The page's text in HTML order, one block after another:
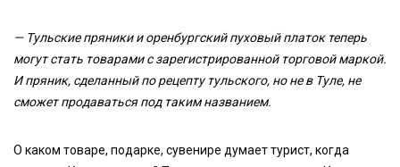
— Тульские пряники и оренбургский пуховый платок теперь
могут стать товарами с зарегистрированной торговой маркой.
И пряник, сделанный по рецепту тульского, но не в Туле, не
сможет продаваться под таким названием.
О каком товаре, подарке, сувенире думает турист, когда